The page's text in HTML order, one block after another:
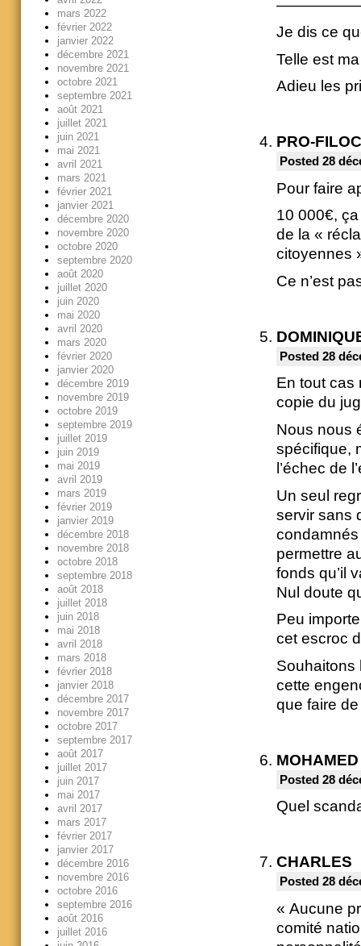
Je dis ce
Telle est
Adieu les
PRO-
Posted 28
Pour faire
10 000€,
de la «
citoyennes
Ce n’est
Posted 28
En tout cas
copie du
Nous nous
spécifique,
l’échec de
Un seul
servir sans
condamnés
permettre
fonds qu’il
Nul doute
Peu
cet escroc
Souhaitons
cette
que faire
MOHAMED
Posted 28
Quel
CHARLES
Posted 28
« Aucune
comité
mars 2022
février 2022
janvier 2022
décembre 2021
novembre 2021
octobre 2021
septembre 2021
août 2021
juillet 2021
juin 2021
mai 2021
avril 2021
mars 2021
février 2021
janvier 2021
décembre 2020
novembre 2020
octobre 2020
septembre 2020
août 2020
juillet 2020
juin 2020
mai 2020
avril 2020
mars 2020
février 2020
janvier 2020
décembre 2019
novembre 2019
octobre 2019
septembre 2019
juillet 2019
juin 2019
mai 2019
avril 2019
mars 2019
février 2019
janvier 2019
décembre 2018
novembre 2018
octobre 2018
septembre 2018
août 2018
juillet 2018
juin 2018
mai 2018
avril 2018
mars 2018
février 2018
janvier 2018
décembre 2017
novembre 2017
octobre 2017
septembre 2017
août 2017
juillet 2017
juin 2017
mai 2017
avril 2017
mars 2017
février 2017
janvier 2017
décembre 2016
novembre 2016
octobre 2016
septembre 2016
août 2016
juillet 2016